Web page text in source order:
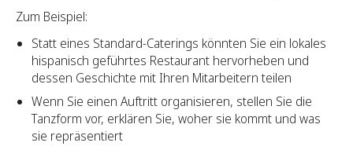
Zum Beispiel:
Statt eines Standard-Caterings könnten Sie ein lokales
hispanisch geführtes Restaurant hervorheben und
dessen Geschichte mit Ihren Mitarbeitern teilen
Wenn Sie einen Auftritt organisieren, stellen Sie die
Tanzform vor, erklären Sie, woher sie kommt und was
sie repräsentiert